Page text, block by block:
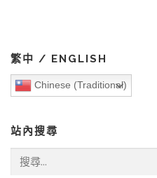
繁中 / ENGLISH
Chinese (Traditional)
站內搜尋